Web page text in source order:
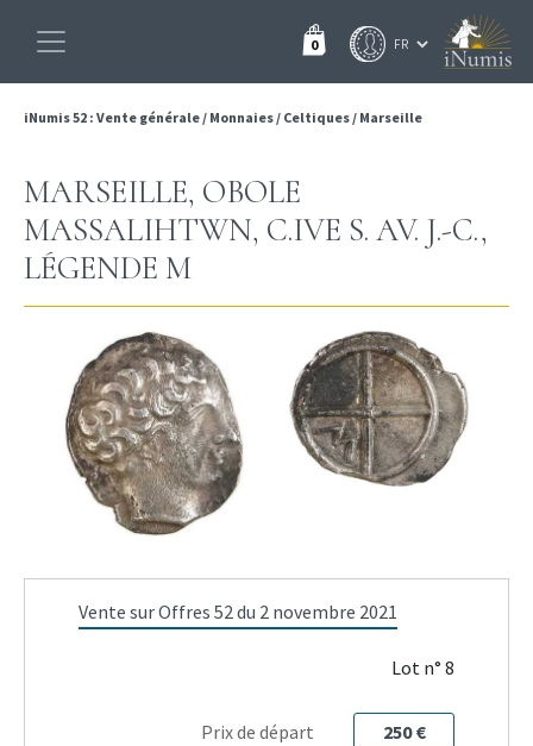
0
iNumis 52 : Vente générale/ Monnaies/ Celtiques/ Marseille
MARSEILLE, OBOLE
MASSALIHTWN, C.IVE S. AV. J.-C.,
LÉGENDE M
Vente sur Offres 52 du 2 novembre 2021
Lot n° 8
Prix de départ 250 €